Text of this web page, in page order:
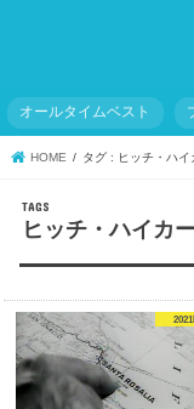
オールタイムベスト
HOME タグ : ヒッチ・ハイ
ヒッチ・ハイカ